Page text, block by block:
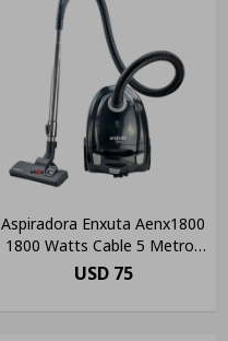
Aspiradora Enxuta Aenx1800
1800 Watts Cable 5 Metros
Color Negro(pausada)
USD 75